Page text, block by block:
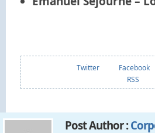
Twitter Facebook
RSS
Post Author :